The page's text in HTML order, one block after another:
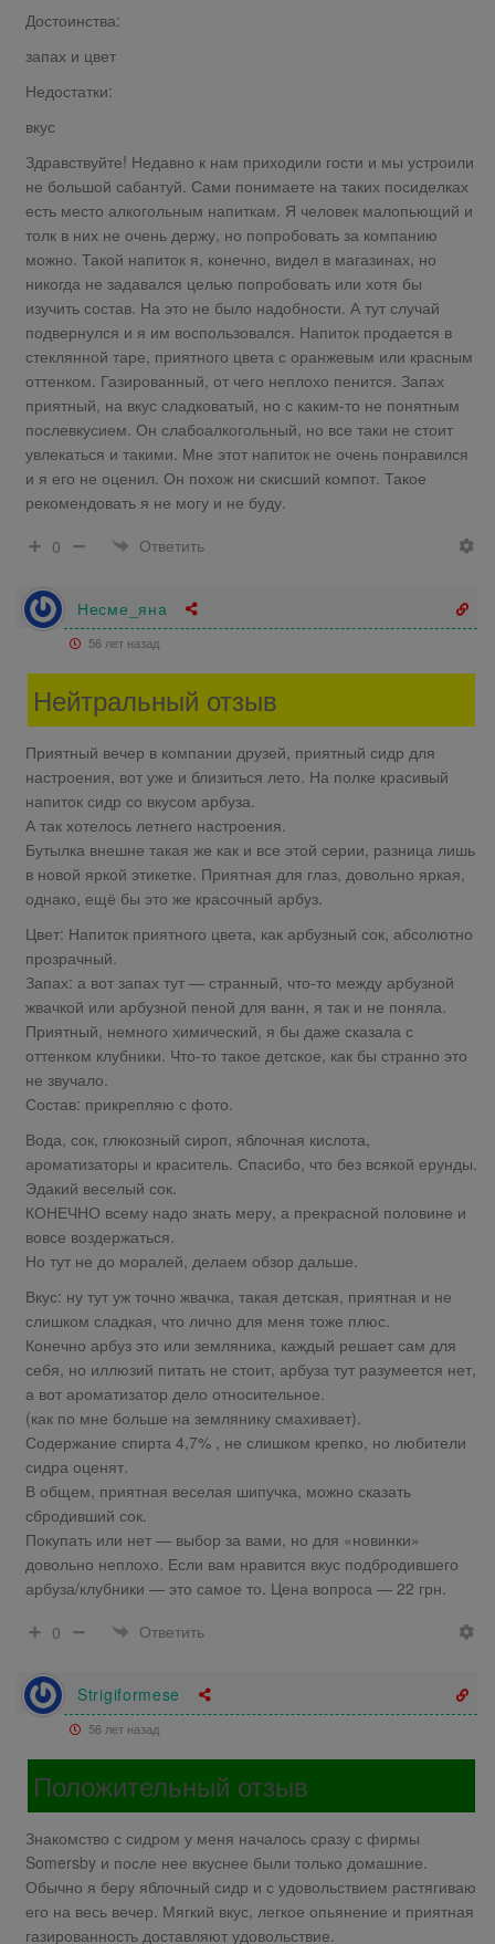
Достоинства:
запах и цвет
Недостатки:
вкус
Здравствуйте! Недавно к нам приходили гости и мы устроили
не большой сабантуй. Сами понимаете на таких посиделках
есть место алкогольным напиткам. Я человек малопьющий и
толк в них не очень держу, но попробовать за компанию
можно. Такой напиток я, конечно, видел в магазинах, но
никогда не задавался целью попробовать или хотя бы
изучить состав. На это не было надобности. А тут случай
подвернулся и я им воспользовался. Напиток продается в
стеклянной таре, приятного цвета с оранжевым или красным
оттенком. Газированный, от чего неплохо пенится. Запах
приятный, на вкус сладковатый, но с каким-то не понятным
послевкусием. Он слабоалкогольный, но все таки не стоит
увлекаться и такими. Мне этот напиток не очень понравился
и я его не оценил. Он похож ни скисший компот. Такое
рекомендовать я не могу и не буду.
0
Ответить
Несме_яна
56 лет назад
Нейтральный отзыв
Приятный вечер в компании друзей, приятный сидр для
настроения, вот уже и близиться лето. На полке красивый
напиток сидр со вкусом арбуза.
А так хотелось летнего настроения.
Бутылка внешне такая же как и все этой серии, разница лишь
в новой яркой этикетке. Приятная для глаз, довольно яркая,
однако, ещё бы это же красочный арбуз.
Цвет: Напиток приятного цвета, как арбузный сок, абсолютно
прозрачный.
Запах: а вот запах тут — странный, что-то между арбузной
жвачкой или арбузной пеной для ванн, я так и не поняла.
Приятный, немного химический, я бы даже сказала с
оттенком клубники. Что-то такое детское, как бы странно это
не звучало.
Состав: прикрепляю с фото.
Вода, сок, глюкозный сироп, яблочная кислота,
ароматизаторы и краситель. Спасибо, что без всякой ерунды.
Эдакий веселый сок.
КОНЕЧНО всему надо знать меру, а прекрасной половине и
вовсе воздержаться.
Но тут не до моралей, делаем обзор дальше.
Вкус: ну тут уж точно жвачка, такая детская, приятная и не
слишком сладкая, что лично для меня тоже плюс.
Конечно арбуз это или земляника, каждый решает сам для
себя, но иллюзий питать не стоит, арбуза тут разумеется нет,
а вот ароматизатор дело относительное.
(как по мне больше на землянику смахивает).
Содержание спирта 4,7% , не слишком крепко, но любители
сидра оценят.
В общем, приятная веселая шипучка, можно сказать
сбродивший сок.
Покупать или нет — выбор за вами, но для «новинки»
довольно неплохо. Если вам нравится вкус подбродившего
арбуза/клубники — это самое то. Цена вопроса — 22 грн.
0
Ответить
Strigiformese
56 лет назад
Положительный отзыв
Знакомство с сидром у меня началось сразу с фирмы
Somersby и после нее вкуснее были только домашние.
Обычно я беру яблочный сидр и с удовольствием растягиваю
его на весь вечер. Мягкий вкус, легкое опьянение и приятная
газированность доставляют удовольствие.